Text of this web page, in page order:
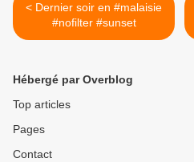
< Dernier soir en #malaisie
#nofilter #sunset
Hébergé par Overblog
Top articles
Pages
Contact